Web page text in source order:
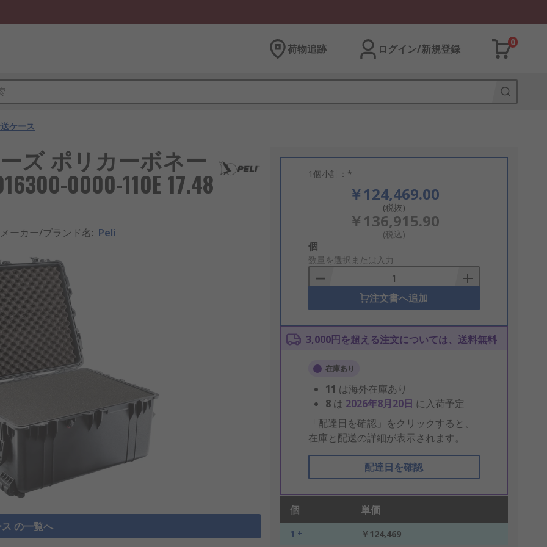
荷物追跡 ログイン/新規登録
0
ケース
ズ ポリカーボネー
0000-110E 17.48
メーカー/ブランド名: Peli
の一覧へ
1個小計：*
￥124,469.00
(税抜)
￥136,915.90
(税込)
Add
to
Basket
個
数量を選択または入力
注文書へ追加
3,000円を超える注文については、送料無料
在庫あり
11 は海外在庫あり
8 は 2026年8月20日 に入荷予定
「配達日を確認」をクリックすると、
在庫と配送の詳細が表示されます。
配達日を確認
個 単価
1 + ￥124,469